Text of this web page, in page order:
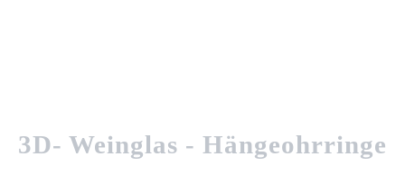
3D- Weinglas - Hängeohrringe